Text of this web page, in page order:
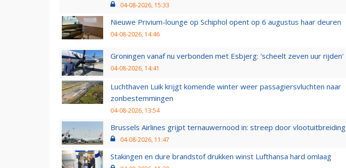
04-08-2026, 15:33
Nieuwe Privium-lounge op Schiphol opent op 6 augustus haar deuren
04-08-2026, 14:46
Groningen vanaf nu verbonden met Esbjerg: 'scheelt zeven uur rijden'
04-08-2026, 14:41
Luchthaven Luik krijgt komende winter weer passagiersvluchten naar
zonbestemmingen
04-08-2026, 13:54
Brussels Airlines grijpt ternauwernood in: streep door vlootuitbreiding
04-08-2026, 11:47
Stakingen en dure brandstof drukken winst Lufthansa hard omlaag